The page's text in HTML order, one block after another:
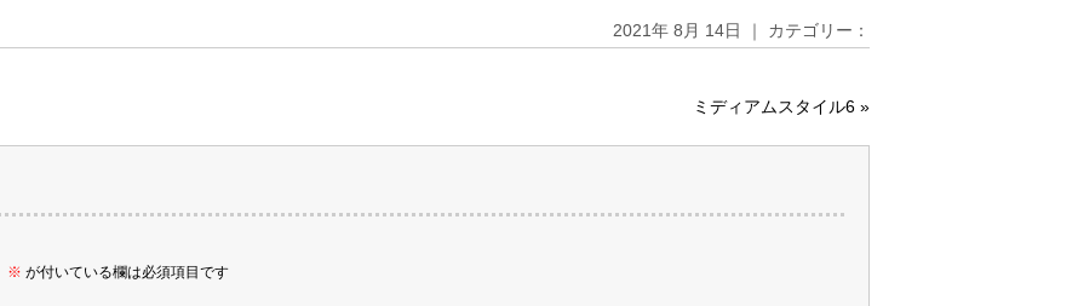
2021年 8月 14日 ｜ カテゴリー：
ミディアムスタイル6 »
※ が付いている欄は必須項目です